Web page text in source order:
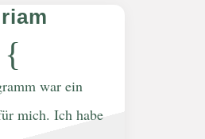
{
war ein
mich. Ich habe